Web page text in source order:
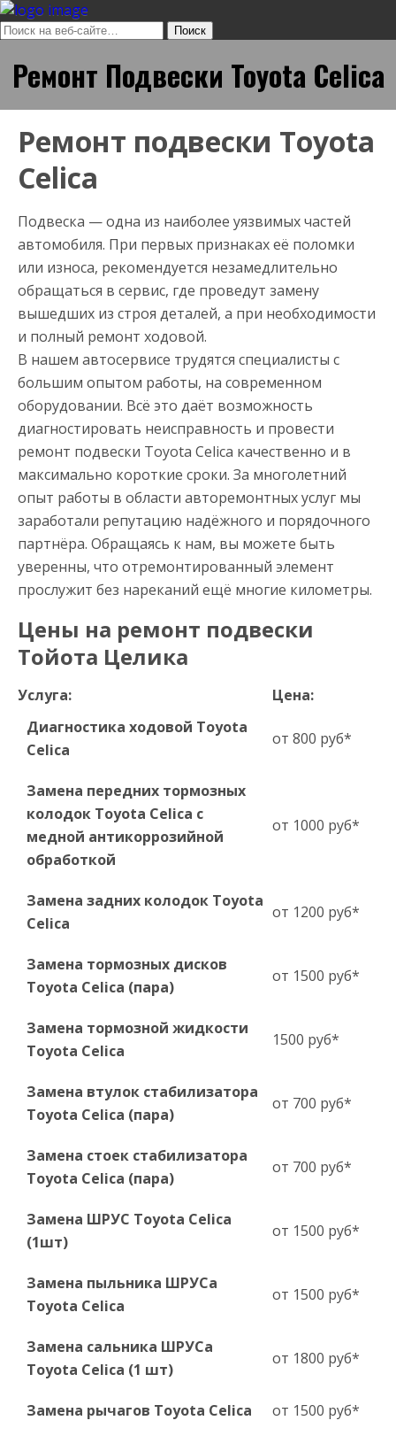
Ремонт Подвески Toyota Celica
Ремонт подвески Toyota
Celica
Подвеска — одна из наиболее уязвимых частей
автомобиля. При первых признаках её поломки
или износа, рекомендуется незамедлительно
обращаться в сервис, где проведут замену
вышедших из строя деталей, а при необходимости
и полный ремонт ходовой.
В нашем автосервисе трудятся специалисты с
большим опытом работы, на современном
оборудовании. Всё это даёт возможность
диагностировать неисправность и провести
ремонт подвески Toyota Celica качественно и в
максимально короткие сроки. За многолетний
опыт работы в области авторемонтных услуг мы
заработали репутацию надёжного и порядочного
партнёра. Обращаясь к нам, вы можете быть
уверенны, что отремонтированный элемент
прослужит без нареканий ещё многие километры.
Цены на ремонт подвески
Тойота Целика
Услуга:
Цена:
Диагностика ходовой Toyota
Celica
от 800 руб*
Замена передних тормозных
колодок Toyota Celica с
медной антикоррозийной
обработкой
от 1000 руб*
Замена задних колодок Toyota
Celica
от 1200 руб*
Замена тормозных дисков
Toyota Celica (пара)
от 1500 руб*
Замена тормозной жидкости
Toyota Celica
1500 руб*
Замена втулок стабилизатора
Toyota Celica (пара)
от 700 руб*
Замена стоек стабилизатора
Toyota Celica (пара)
от 700 руб*
Замена ШРУС Toyota Celica
(1шт)
от 1500 руб*
Замена пыльника ШРУСа
Toyota Celica
от 1500 руб*
Замена сальника ШРУСа
Toyota Celica (1 шт)
от 1800 руб*
Замена рычагов Toyota Celica от 1500 руб*